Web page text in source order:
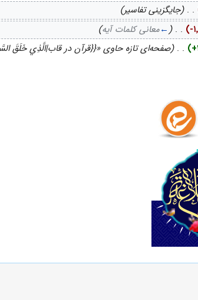
. . (جایگزینی تفاسیر)
. .
(
←معانی کلمات آیه)
. . (صفحه‌ای تازه حاوی «{{قرآن در قاب|الَّذِي خَلَقَ